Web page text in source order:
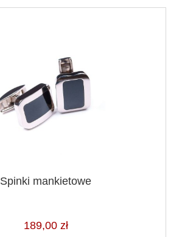
Spinki mankietowe
189,00 zł